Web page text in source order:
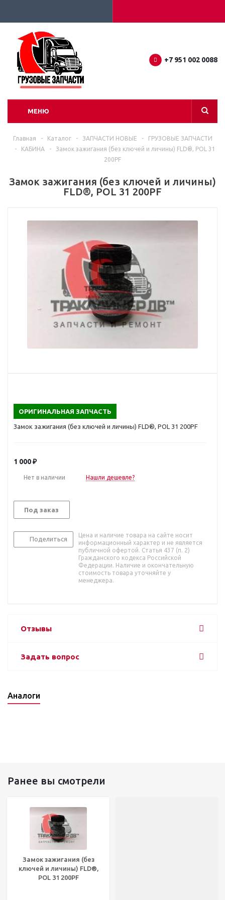
+7 951 002 0088
МЕНЮ
Главная - Каталог - ЗАПЧАСТИ НОВЫЕ -
ГРУЗОВЫЕ ЗАПЧАСТИ
-
КАБИНА -
Замок зажигания (без ключей и личины) FLD®, POL 31
200PF
Замок зажигания (без ключей и личины)
FLD®, POL 31 200PF
ОРИГИНАЛЬНАЯ ЗАПЧАСТЬ
Замок зажигания (без ключей и личины) FLD®, POL 31 200PF
1 000₽
Нет в наличии Нашли дешевле?
Под заказ
Поделиться
Цена и наличие товара на сайте носит
информационный характер и не является
публичной офертой. Статья 437 (п. 2)
Гражданского кодекса Российской
Федерации. Наличие и окончательную
стоимость товара уточняйте у
менеджера.
Отзывы
Задать вопрос
Аналоги
Ранее вы смотрели
Замок зажигания (без
ключей и личины) FLD®,
POL 31 200PF